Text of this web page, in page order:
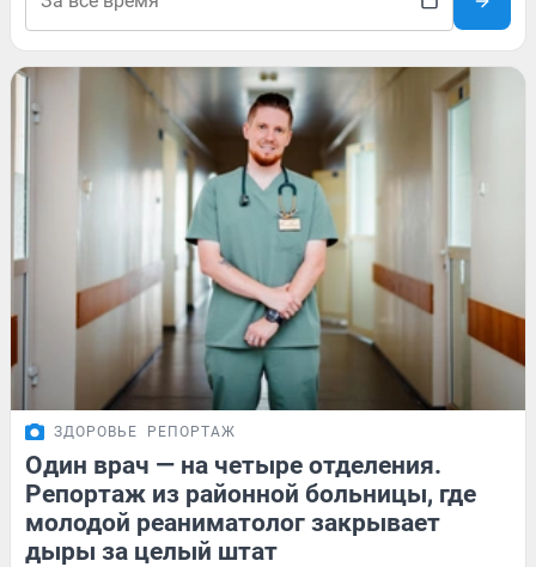
ЗДОРОВЬЕ РЕПОРТАЖ
Один врач — на четыре отделения.
Репортаж из районной больницы, где
молодой реаниматолог закрывает
дыры за целый штат